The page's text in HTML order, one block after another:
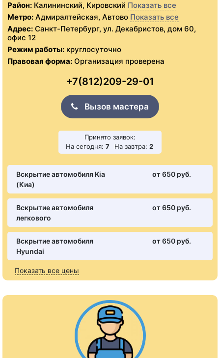
Район: Калининский, Кировский Показать все
Метро: Адмиралтейская, Автово Показать все
Адрес: Санкт-Петербург, ул. Декабристов, дом 60,
офис 12
Режим работы: круглосуточно
Правовая форма: Организация проверена
+7(812)209-29-01
Вызов мастера
Принято заявок:
На сегодня: 7 На завтра: 2
Вскрытие автомобиля Kia
(Киа)
от 650 pуб.
Вскрытие автомобиля
легкового
от 650 pуб.
Вскрытие автомобиля
Hyundai
от 650 pуб.
Показать все цены